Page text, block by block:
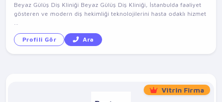
Beyaz Gülüş Diş Kliniği Beyaz Gülüş Diş Kliniği, İstanbulda faaliyet
gösteren ve modern diş hekimliği teknolojilerini hasta odaklı hizmet
...
Profili Gör Ara
Vitrin Firma